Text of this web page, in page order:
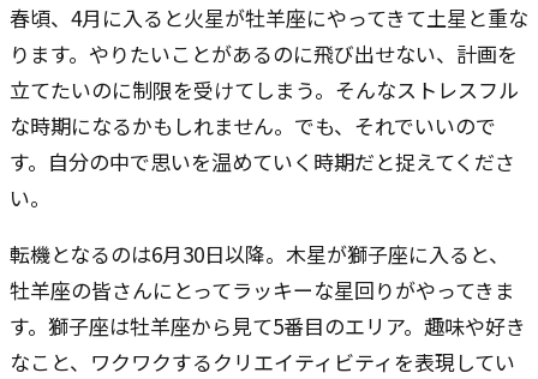
春頃、4月に入ると火星が牡羊座にやってきて土星と重な
ります。やりたいことがあるのに飛び出せない、計画を
立てたいのに制限を受けてしまう。そんなストレスフル
な時期になるかもしれません。でも、それでいいので
す。自分の中で思いを温めていく時期だと捉えてくださ
い。
転機となるのは6月30日以降。木星が獅子座に入ると、
牡羊座の皆さんにとってラッキーな星回りがやってきま
す。獅子座は牡羊座から見て5番目のエリア。趣味や好き
なこと、ワクワクするクリエイティビティを表現してい